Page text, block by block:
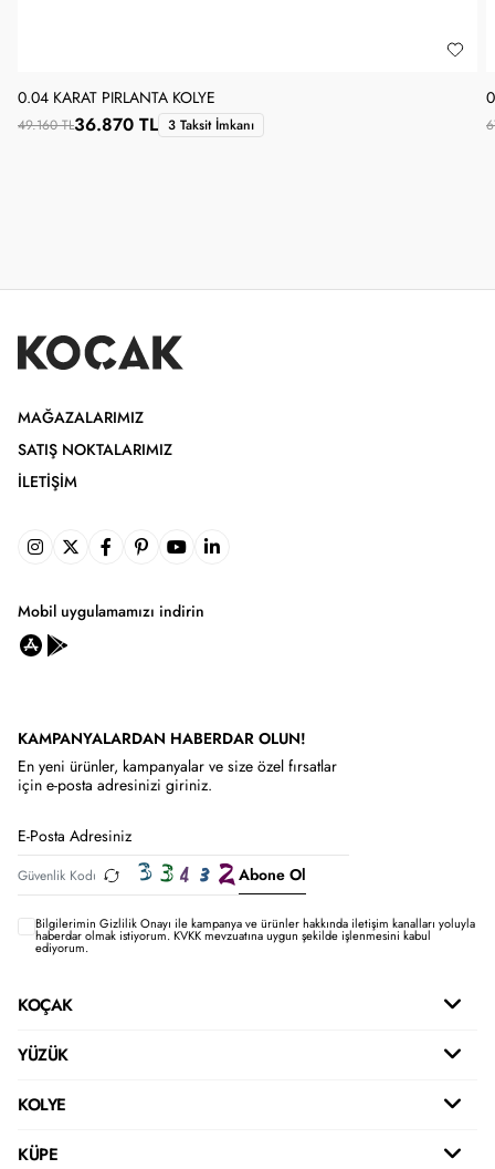
0.04 KARAT PIRLANTA KOLYE
49.160 TL36.870 TL 3 Taksit İmkanı
MAĞAZALARIMIZ
SATIŞ NOKTALARIMIZ
İLETIŞIM
Mobil uygulamamızı indirin
KAMPANYALARDAN HABERDAR OLUN!
En yeni ürünler, kampanyalar ve size özel fırsatlar
için e-posta adresinizi giriniz.
Abone Ol
Bilgilerimin Gizlilik Onayı ile kampanya ve ürünler hakkında iletişim kanalları yoluyla
haberdar olmak istiyorum.KVKK mevzuatına uygun şekilde işlenmesini kabul
ediyorum.
KOÇAK
YÜZÜK
KOLYE
KÜPE